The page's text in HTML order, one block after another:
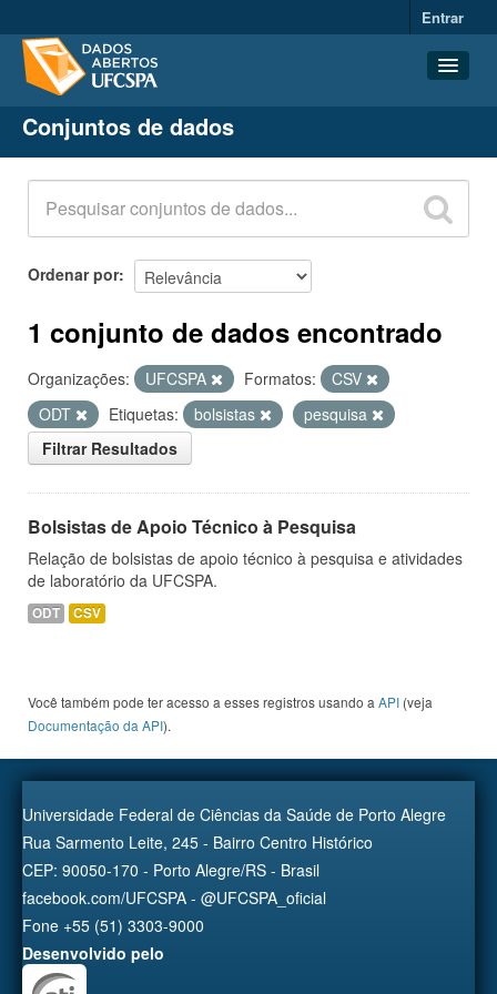
Entrar
Conjuntos de dados
Organizações
Grupos
Sobre
Conjuntos de dados
Ordenar por
1 conjunto de dados encontrado
Organizações: UFCSPA Formatos:
CSV
ODT
Etiquetas: bolsistas
pesquisa
Filtrar Resultados
Bolsistas de Apoio Técnico à Pesquisa
Relação de bolsistas de apoio técnico à pesquisa e atividades
de laboratório da UFCSPA.
ODT CSV
Você também pode ter acesso a esses registros usando a API (veja
Documentação da API).
Universidade Federal de Ciências da Saúde de Porto Alegre
Rua Sarmento Leite, 245 - Bairro Centro Histórico
CEP: 90050-170 - Porto Alegre/RS - Brasil
facebook.com/UFCSPA - @UFCSPA_oficial
Fone +55 (51) 3303-9000
Desenvolvido pelo